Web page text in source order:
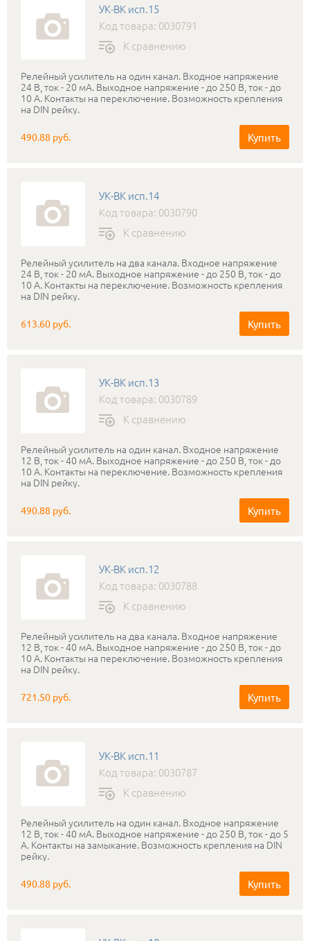
УК-ВК исп.15
Код товара: 0030791
К сравнению
Релейный усилитель на один канал. Входное напряжение
24 В, ток - 20 мА. Выходное напряжение - до 250 В, ток - до
10 А. Контакты на переключение. Возможность крепления
на DIN рейку.
490.88 руб. Купить
УК-ВК исп.14
Код товара: 0030790
К сравнению
Релейный усилитель на два канала. Входное напряжение
24 В, ток - 20 мА. Выходное напряжение - до 250 В, ток - до
10 А. Контакты на переключение. Возможность крепления
на DIN рейку.
613.60 руб. Купить
УК-ВК исп.13
Код товара: 0030789
К сравнению
Релейный усилитель на один канал. Входное напряжение
12 В, ток - 40 мА. Выходное напряжение - до 250 В, ток - до
10 А. Контакты на переключение. Возможность крепления
на DIN рейку.
490.88 руб. Купить
УК-ВК исп.12
Код товара: 0030788
К сравнению
Релейный усилитель на два канала. Входное напряжение
12 В, ток - 40 мА. Выходное напряжение - до 250 В, ток - до
10 А. Контакты на переключение. Возможность крепления
на DIN рейку.
721.50 руб. Купить
УК-ВК исп.11
Код товара: 0030787
К сравнению
Релейный усилитель на один канал. Входное напряжение
12 В, ток - 40 мА. Выходное напряжение - до 250 В, ток - до 5
А. Контакты на замыкание. Возможность крепления на DIN
рейку.
490.88 руб. Купить